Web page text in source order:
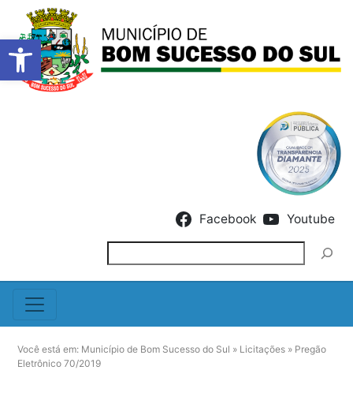
Barra de Ferramentas
Facebook Youtube
Você está em: Município de Bom Sucesso do Sul » Licitações » Pregão
Eletrônico 70/2019